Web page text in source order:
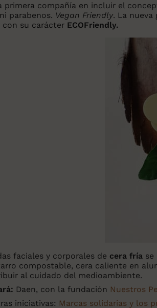
primera compañía en incluir el
parabenos. Vegan Friendly. La
con su carácter ECOFriendly.
faciales y corporales de cera fría se
compostable, cera caliente en
al cuidado del medioambiente.
Daen, con la fundación Nuestros
iniciativas: Marcas solidarias y los